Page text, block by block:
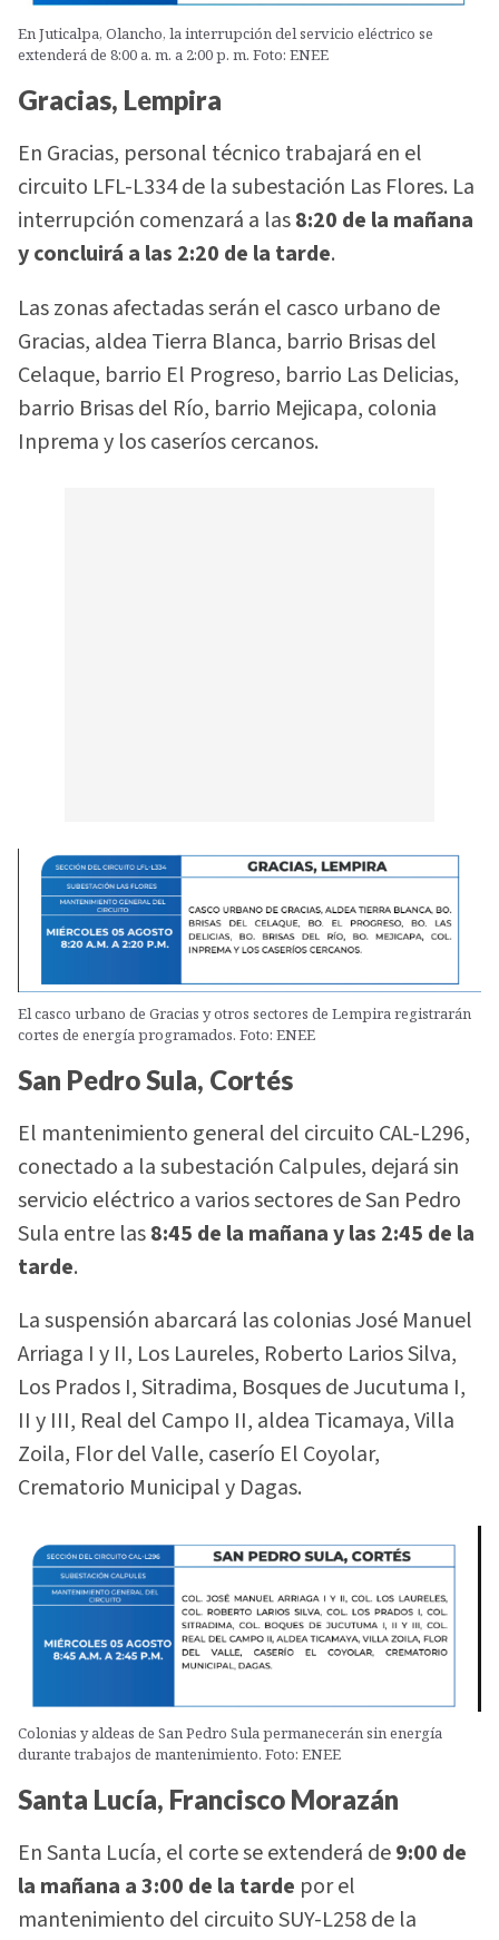
En Juticalpa, Olancho, la interrupción del servicio eléctrico se
extenderá de 8:00 a. m. a 2:00 p. m. Foto: ENEE
Gracias, Lempira
En Gracias, personal técnico trabajará en el
circuito LFL-L334 de la subestación Las Flores. La
interrupción comenzará a las8:20 de la mañana
y concluirá a las 2:20 de la tarde.
Las zonas afectadas serán el casco urbano de
Gracias, aldea Tierra Blanca, barrio Brisas del
Celaque, barrio El Progreso, barrio Las Delicias,
barrio Brisas del Río, barrio Mejicapa, colonia
Inprema y los caseríos cercanos.
El casco urbano de Gracias y otros sectores de Lempira registrarán
cortes de energía programados. Foto: ENEE
San Pedro Sula, Cortés
El mantenimiento general del circuito CAL-L296,
conectado a la subestación Calpules, dejará sin
servicio eléctrico a varios sectores de San Pedro
Sula entre las8:45 de la mañana y las 2:45 de la
tarde.
La suspensión abarcará las colonias José Manuel
Arriaga I y II, Los Laureles, Roberto Larios Silva,
Los Prados I, Sitradima, Bosques de Jucutuma I,
II y III, Real del Campo II, aldea Ticamaya, Villa
Zoila, Flor del Valle, caserío El Coyolar,
Crematorio Municipal y Dagas.
Colonias y aldeas de San Pedro Sula permanecerán sin energía
durante trabajos de mantenimiento. Foto: ENEE
Santa Lucía, Francisco Morazán
En Santa Lucía, el corte se extenderá de9:00 de
la mañana a 3:00 de la tarde por el
mantenimiento del circuito SUY-L258 de la